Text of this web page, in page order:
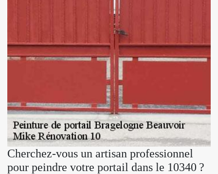
Cherchez-vous un artisan professionnel
pour peindre votre portail dans le 10340 ?